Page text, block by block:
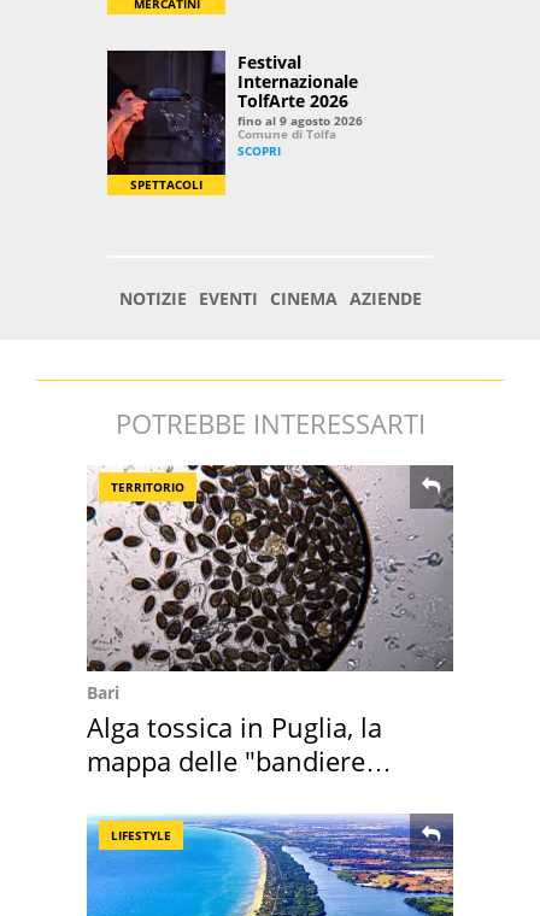
POTREBBE INTERESSARTI
TERRITORIO
Bari
Alga tossica in Puglia, la
mappa delle "bandiere
LIFESTYLE